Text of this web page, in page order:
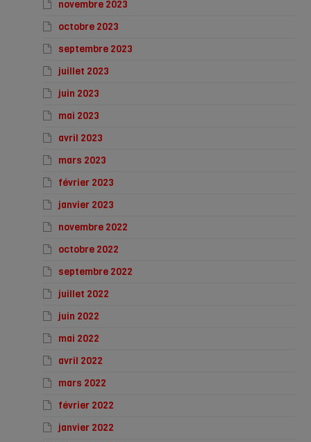
novembre 2023
octobre 2023
septembre 2023
juillet 2023
juin 2023
mai 2023
avril 2023
mars 2023
février 2023
janvier 2023
novembre 2022
octobre 2022
septembre 2022
juillet 2022
juin 2022
mai 2022
avril 2022
mars 2022
février 2022
janvier 2022